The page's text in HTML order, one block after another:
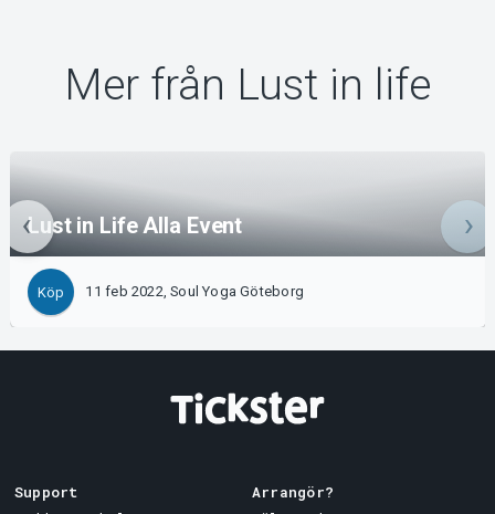
Mer från Lust in life
Lust in Life Alla Event
Köp 11 feb 2022, Soul Yoga Göteborg
Support
Arrangör?